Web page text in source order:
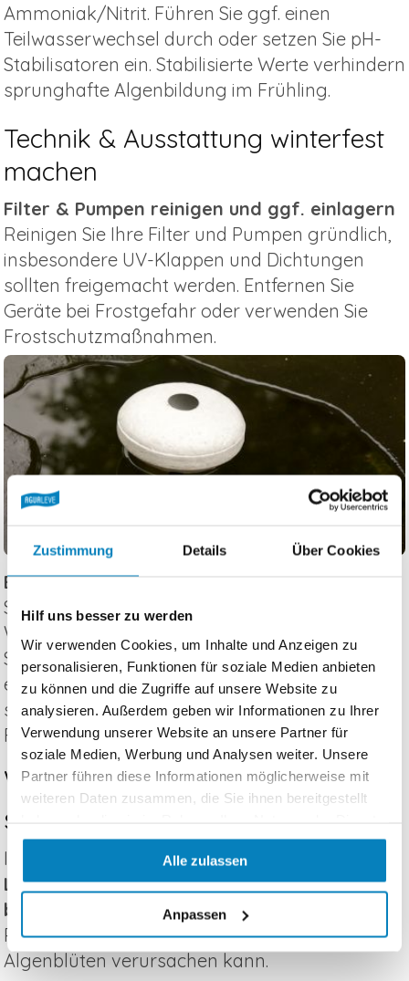
Zustimmung Details Über Cookies
Hilf uns besser zu werden
Wir verwenden Cookies, um Inhalte und Anzeigen zu
personalisieren, Funktionen für soziale Medien anbieten
zu können und die Zugriffe auf unsere Website zu
analysieren. Außerdem geben wir Informationen zu Ihrer
Verwendung unserer Website an unsere Partner für
soziale Medien, Werbung und Analysen weiter. Unsere
Partner führen diese Informationen möglicherweise mit
weiteren Daten zusammen, die Sie ihnen bereitgestellt
gesammelt haben.
Alle zulassen
Anpassen
Ammoniak/Nitrit. Führen Sie ggf. einen
Teilwasserwechsel durch oder setzen Sie pH-
Stabilisatoren ein. Stabilisierte Werte verhindern
sprunghafte Algenbildung im Frühling.
Technik & Ausstattung winterfest
machen
Filter & Pumpen reinigen und ggf. einlagern
Reinigen Sie Ihre Filter und Pumpen gründlich,
insbesondere UV-Klappen und Dichtungen
sollten freigemacht werden. Entfernen Sie
Geräte bei Frostgefahr oder verwenden Sie
Frostschutzmaßnahmen.
Eisfreihalter oder Luftsprudler einsetzen
Sorgen Sie dafür, dass ein Bereich der
Wasseroberfläche frei bleibt, damit
Sauerstoffaustausch möglich ist und Gase
entweichen können. Sollten sich in Ihrem Teich
schädliche Gase entwickeln, würden Sie den
Fischen unter der Eisscholle schaden können.
Warum diese Maßnahmen
sinnvoll sind
Im Herbst ist es entscheidend, den
Laub, Pflanzenteilen und Schlamm zu
befreien
, da deren Zersetzung Stickstoff und
Phosphor freisetzt und im Frühjahr massive
Algenblüten verursachen kann.